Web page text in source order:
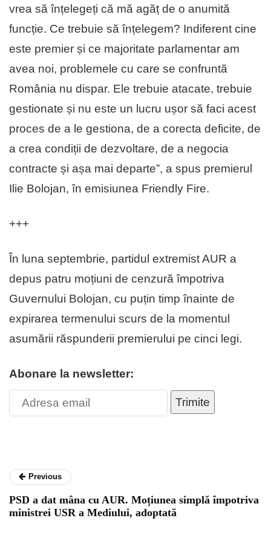
vrea să înțelegeți că mă agăț de o anumită
funcție. Ce trebuie să înțelegem? Indiferent cine
este premier și ce majoritate parlamentar am
avea noi, problemele cu care se confruntă
România nu dispar. Ele trebuie atacate, trebuie
gestionate și nu este un lucru ușor să faci acest
proces de a le gestiona, de a corecta deficite, de
a crea condiții de dezvoltare, de a negocia
contracte și așa mai departe”, a spus premierul
Ilie Bolojan, în emisiunea Friendly Fire.
+++
În luna septembrie, partidul extremist AUR a
depus patru moțiuni de cenzură împotriva
Guvernului Bolojan, cu puțin timp înainte de
expirarea termenului scurs de la momentul
asumării răspunderii premierului pe cinci legi.
Abonare la newsletter:
Trimite
Previous
PSD a dat mâna cu AUR. Moțiunea simplă împotriva
ministrei USR a Mediului, adoptată